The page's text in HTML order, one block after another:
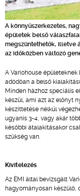
A könnyűszerkezetes,
épületek belső
megszüntethetők, illetve
az időközben változó
A Variohouse
adódóan a belső
Minden házhoz speciális
készül, ami azt az előnyt
készíttetése nélkül
ugyanis 3-4, vagy akár
későbbi átalakításakor
szükség van.
Kivitelezés
Az ÉMI által bevizsgált
hagyományosan készülő,